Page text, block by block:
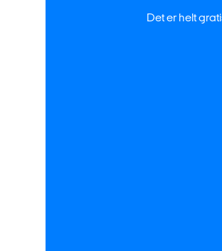
Det er helt